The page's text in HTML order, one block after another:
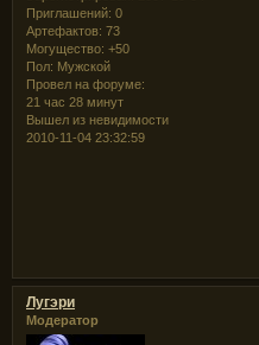
Приглашений: 0
Артефактов: 73
Могущество: +50
Пол: Мужской
Провел на форуме:
21 час 28 минут
Вышел из невидимости
2010-11-04 23:32:59
Лугэри
Модератор